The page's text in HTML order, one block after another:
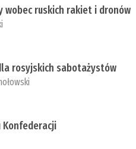
wobec ruskich rakiet i dronów
rosyjskich sabotażystów
Konfederacji